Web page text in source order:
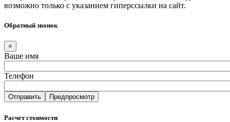
возможно только с указанием гиперссылки на сайт.
Обратный звонок
×
Ваше имя
Телефон
Расчет стоимости